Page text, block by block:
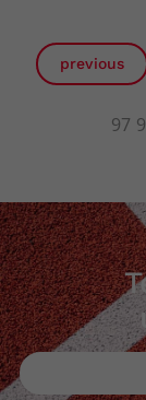
previous
97